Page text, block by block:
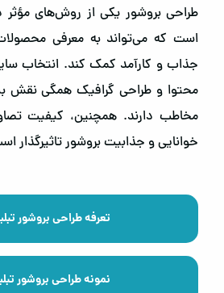
طراحی بروشور یکی از روش‌‌های مؤثر
است که می‌تواند به معرفی
جذاب و کارآمد کمک کند. انتخاب
محتوا و طراحی گرافیک همگی نقش
مخاطب دارند. همچنین، کیفیت
خوانایی و جذابیت بروشور تاثیرگذار
تعرفه طراحی بروشور
نمونه طراحی بروشور